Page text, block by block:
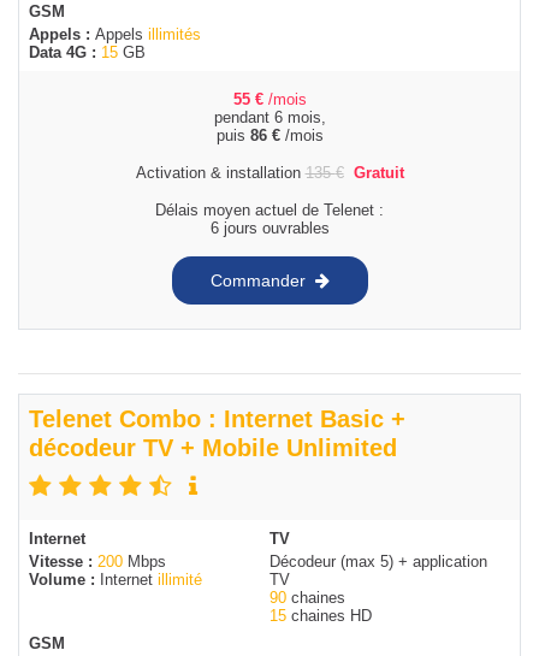
GSM
Appels : Appels illimités
Data 4G : 15 GB
55 € /mois
pendant 6 mois,
puis 86 €/mois
Activation & installation135€ Gratuit
Délais moyen actuel de Telenet :
6 jours ouvrables
Commander
Telenet Combo : Internet Basic +
décodeur TV + Mobile Unlimited
Internet
Vitesse : 200 Mbps
Volume :
Internet illimité
TV
Décodeur (max 5) + application
TV
90 chaines
15 chaines HD
GSM